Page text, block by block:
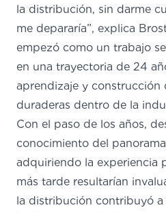
la distribución, sin darme
me depararía”, explica
empezó como un trabajo
en una trayectoria de 24
aprendizaje y construcción
duraderas dentro de la
Con el paso de los años,
conocimiento del
adquiriendo la experiencia
más tarde resultarían
la distribución contribuyó a